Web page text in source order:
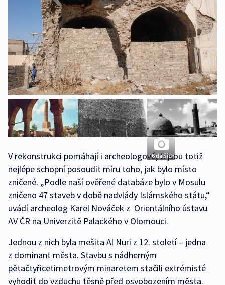
+ 6 dalších
V rekonstrukci pomáhají i archeologové, ti jsou totiž
nejlépe schopní posoudit míru toho, jak bylo místo
zničené. „Podle naší ověřené databáze bylo v Mosulu
zničeno 47 staveb v době nadvlády Islámského státu,“
uvádí archeolog Karel Nováček z Orientálního ústavu
AV ČR na Univerzitě Palackého v Olomouci.
Jednou z nich byla mešita Al Nuri z 12. století – jedna
z dominant města. Stavbu s nádherným
pětačtyřicetimetrovým minaretem stačili extrémisté
vyhodit do vzduchu těsně před osvobozením města.